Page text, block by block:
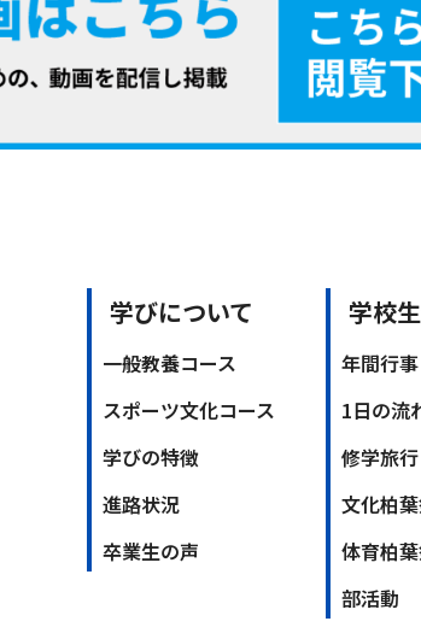
学びについて
一般教養コース
スポーツ文化コース
学びの特徴
進路状況
卒業生の声
学校
年間行事
1日の流
修学旅行
文化柏
体育柏
部活動